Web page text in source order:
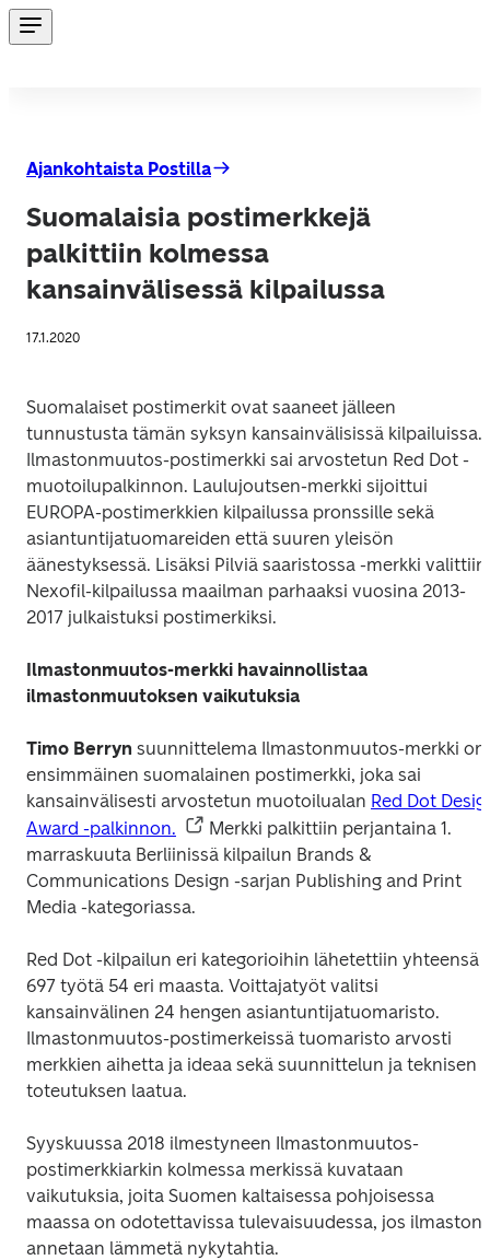
Ajankohtaista Postilla
Suomalaisia postimerkkejä
palkittiin kolmessa
kansainvälisessä kilpailussa
17.1.2020
Suomalaiset postimerkit ovat saaneet jälleen
Ilmastonmuutos-postimerkki sai arvostetun Red Dot -
muotoilupalkinnon. Laulujoutsen-merkki sijoittui
EUROPA-postimerkkien kilpailussa pronssille sekä
asiantuntijatuomareiden että suuren yleisön
äänestyksessä. Lisäksi Pilviä saaristossa -merkki valittiin
Nexofil-kilpailussa maailman parhaaksi vuosina 2013-
2017 julkaistuksi postimerkiksi.
Ilmastonmuutos-merkki havainnollistaa
ilmastonmuutoksen vaikutuksia
Timo Berryn suunnittelema Ilmastonmuutos-merkki on
ensimmäinen suomalainen postimerkki, joka sai
kansainvälisesti arvostetun muotoilualan Red Dot
Award -palkinnon.
Merkki palkittiin perjantaina 1.
marraskuuta Berliinissä kilpailun Brands &
Communications Design -sarjan Publishing and Print
Media -kategoriassa.
Red Dot -kilpailun eri kategorioihin lähetettiin yhteensä
697 työtä 54 eri maasta. Voittajatyöt valitsi
Ilmastonmuutos-postimerkeissä tuomaristo arvosti
merkkien aihetta ja ideaa sekä suunnittelun ja teknisen
toteutuksen laatua.
Syyskuussa 2018 ilmestyneen Ilmastonmuutos-
postimerkkiarkin kolmessa merkissä kuvataan
vaikutuksia, joita Suomen kaltaisessa pohjoisessa
maassa on odotettavissa tulevaisuudessa, jos ilmaston
annetaan lämmetä nykytahtia.